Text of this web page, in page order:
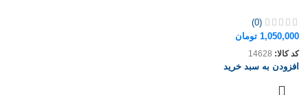
(0)
1,050,000 تومان
کد کالا: 14628
افزودن به سبد خرید